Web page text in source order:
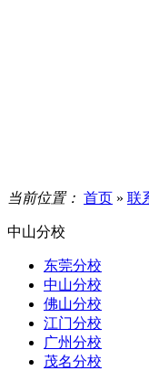
当前位置： 首页 » 联
中山分校
东莞分校
中山分校
佛山分校
江门分校
广州分校
茂名分校